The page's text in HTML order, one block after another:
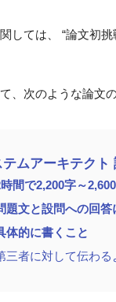
しては、 “論文初
、次のような論文
テムアーキテク
間で2,200字～
題文と設問への回
体的に書くこと
三者に対して伝わる